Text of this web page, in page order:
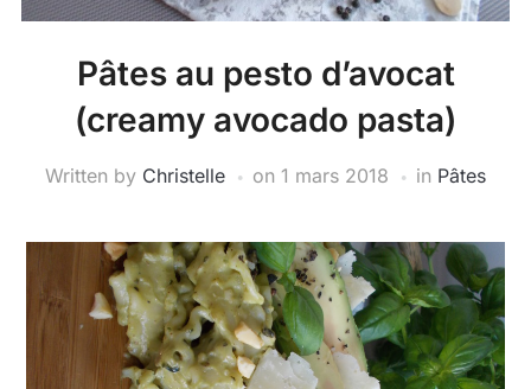
Pâtes au pesto d’avocat
(creamy avocado pasta)
Written by Christelle on 1 mars 2018 in Pâtes